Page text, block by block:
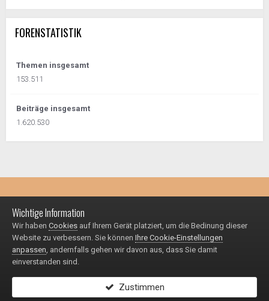
FORENSTATISTIK
Themen insgesamt
153.511
Beiträge insgesamt
1.620.530
Powered by Invision Community
Wichtige Information
Wir haben Cookies auf Ihrem Gerät platziert, um die Bedinung dieser
Website zu verbessern. Sie können Ihre Cookie-Einstellungen
anpassen, andernfalls gehen wir davon aus, dass Sie damit
einverstanden sind.
Zustimmen